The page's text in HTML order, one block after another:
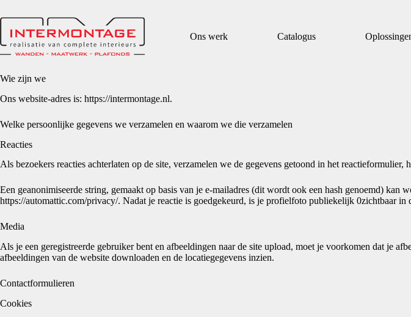
naar
inhoud
Ons werk Catalogus
Wie zijn we
Ons website-adres is: https://intermontage.nl.
Welke persoonlijke gegevens we verzamelen en waarom we die verzamelen
Reacties
Als bezoekers reacties achterlaten op de site, verzamelen we de gegevens getoond in het
Een geanonimiseerde string, gemaakt op basis van je e-mailadres (dit wordt ook een hash genoemd)
https://automattic.com/privacy/. Nadat je reactie is goedgekeurd, is je profielfoto publiekelijk 0zichtbaar in
Media
Als je een geregistreerde gebruiker bent en afbeeldingen naar de site upload, moet je voorkomen dat je
afbeeldingen van de website downloaden en de locatiegegevens inzien.
Contactformulieren
Cookies